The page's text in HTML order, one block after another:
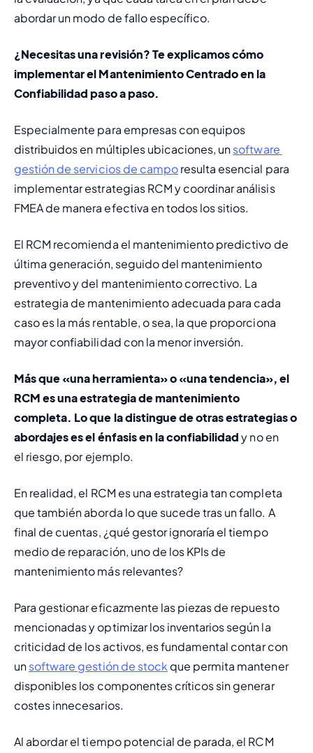
abordar un modo de fallo específico.
¿Necesitas una revisión? Te explicamos cómo
implementar el Mantenimiento Centrado en la
Confiabilidad paso a paso.
Especialmente para empresas con equipos
distribuidos en múltiples ubicaciones, un software
gestión de servicios de campo resulta esencial para
implementar estrategias RCM y coordinar análisis
FMEA de manera efectiva en todos los sitios.
El RCM recomienda el mantenimiento predictivo de
última generación, seguido del mantenimiento
preventivo y del mantenimiento correctivo. La
estrategia de mantenimiento adecuada para cada
caso es la más rentable, o sea, la que proporciona
mayor confiabilidad con la menor inversión.
Más que «una herramienta» o «una tendencia», el
RCM es una estrategia de mantenimiento
completa. Lo que la distingue de otras estrategias o
abordajes es el énfasis en la confiabilidad y no en
el riesgo, por ejemplo.
En realidad, el RCM es una estrategia tan completa
que también aborda lo que sucede tras un fallo. A
final de cuentas, ¿qué gestor ignoraría el tiempo
medio de reparación, uno de los KPIs de
mantenimiento más relevantes?
Para gestionar eficazmente las piezas de repuesto
mencionadas y optimizar los inventarios según la
criticidad de los activos, es fundamental contar con
un software gestión de stock que permita mantener
disponibles los componentes críticos sin generar
costes innecesarios.
Al abordar el tiempo potencial de parada, el RCM